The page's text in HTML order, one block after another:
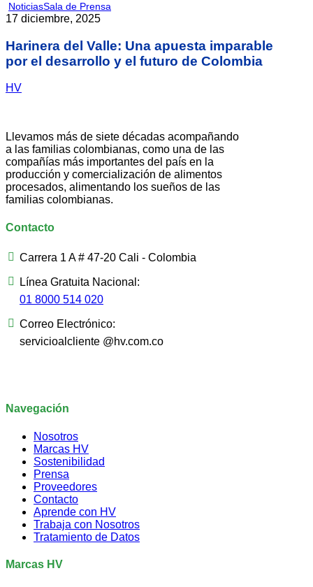
NoticiasSala de Prensa
17 diciembre, 2025
Harinera del Valle: Una apuesta imparable
por el desarrollo y el futuro de Colombia
HV
Llevamos más de siete décadas acompañando
a las familias colombianas, como una de las
compañías más importantes del país en la
producción y comercialización de alimentos
procesados, alimentando los sueños de las
familias colombianas.
Contacto
Carrera 1 A # 47-20 Cali - Colombia
Línea Gratuita Nacional:
01 8000 514 020
Correo Electrónico:
servicioalcliente @hv.com.co
Navegación
Nosotros
Marcas HV
Sostenibilidad
Prensa
Proveedores
Contacto
Aprende con HV
Trabaja con Nosotros
Tratamiento de Datos
Marcas HV